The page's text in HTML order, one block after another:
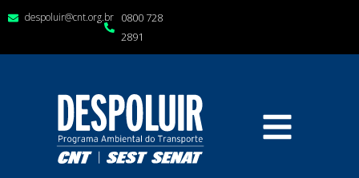
despoluir@cnt.org.br 0800 728
2891